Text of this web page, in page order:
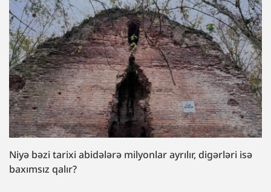
Niyə bəzi tarixi abidələrə milyonlar ayrılır, digərləri isə
baxımsız qalır?